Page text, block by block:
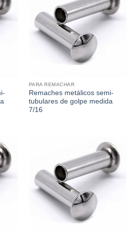
PARA REMACHAR
Remaches metálicos semi-
tubulares de golpe medida
7/16